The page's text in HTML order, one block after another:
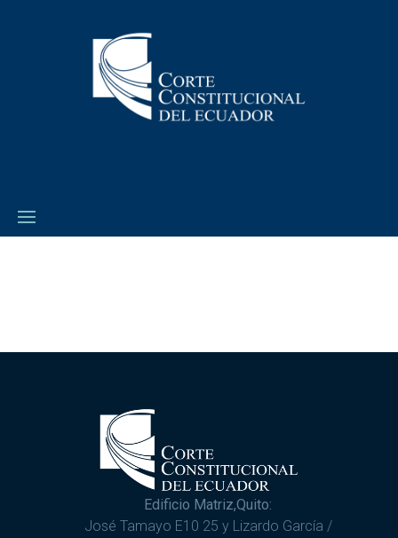
Edificio Matriz,Quito:
José Tamayo E10 25 y Lizardo García /